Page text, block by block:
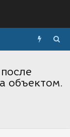
объектом.